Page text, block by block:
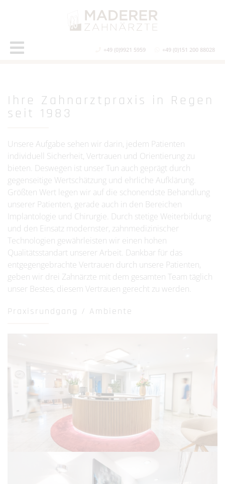
+49 (0)9921 5959 +49 (0)151 200 88028
Ihre Zahnarztpraxis in Regen
seit 1983
Unsere Aufgabe sehen wir darin, jedem Patienten
individuell Sicherheit, Vertrauen und Orientierung zu
bieten. Deswegen ist unser Tun auch geprägt durch
gegenseitige Wertschätzung und ehrliche Aufklärung.
Größten Wert legen wir auf die schonendste Behandlung
unserer Patienten, gerade auch in den Bereichen
Implantologie und Chirurgie. Durch stetige Weiterbildung
und den Einsatz modernster, zahnmedizinischer
Technologien gewährleisten wir einen hohen
Qualitätsstandart unserer Arbeit. Dankbar für das
entgegengebrachte Vertrauen durch unsere Patienten,
geben wir drei Zahnärzte mit dem gesamten Team täglich
unser Bestes, diesem Vertrauen gerecht zu werden.
Praxisrundgang / Ambiente